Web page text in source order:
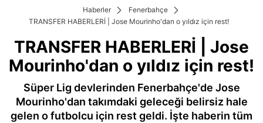
Haberler
Fenerbahçe
TRANSFER HABERLERİ | Jose Mourinho'dan o yıldız için rest!
TRANSFER HABERLERİ | Jose
Mourinho'dan o yıldız için rest!
Süper Lig devlerinden Fenerbahçe'de Jose
Mourinho'dan takımdaki geleceği belirsiz hale
gelen o futbolcu için rest geldi. İşte haberin tüm